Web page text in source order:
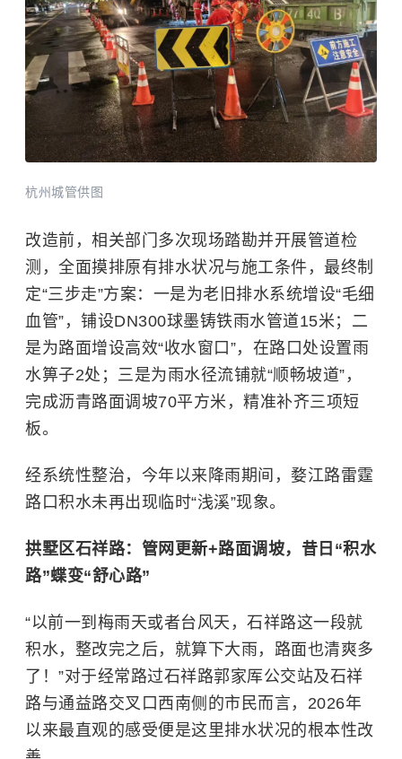
杭州城管供图
改造前，相关部门多次现场踏勘并开展管道检
测，全面摸排原有排水状况与施工条件，最终制
定“三步走”方案：一是为老旧排水系统增设“毛细
血管”，铺设DN300球墨铸铁雨水管道15米；二
是为路面增设高效“收水窗口”，在路口处设置雨
水箅子2处；三是为雨水径流铺就“顺畅坡道”，
完成沥青路面调坡70平方米，精准补齐三项短
板。
经系统性整治，今年以来降雨期间，婺江路雷霆
路口积水未再出现临时“浅溪”现象。
拱墅区石祥路：管网更新+路面调坡，昔日“积水
路”蝶变“舒心路”
“以前一到梅雨天或者台风天，石祥路这一段就
积水，整改完之后，就算下大雨，路面也清爽多
了！”对于经常路过石祥路郭家厍公交站及石祥
路与通益路交叉口西南侧的市民而言，2026年
以来最直观的感受便是这里排水状况的根本性改